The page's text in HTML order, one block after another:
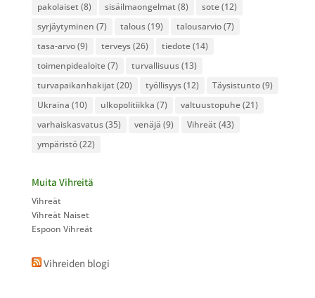
pakolaiset (8) sisäilmaongelmat (8) sote(12)
syrjäytyminen (7) talous(19) talousarvio(7)
tasa-arvo(9) terveys(26) tiedote(14)
toimenpidealoite(7) turvallisuus(13)
turvapaikanhakijat (20) työllisyys(12) Täysistunto(9)
Ukraina (10) ulkopolitiikka (7) valtuustopuhe(21)
varhaiskasvatus(35) venäjä (9) Vihreät (43)
ympäristö(22)
Muita Vihreitä
Vihreät
Vihreät Naiset
Espoon Vihreät
Vihreiden blogi